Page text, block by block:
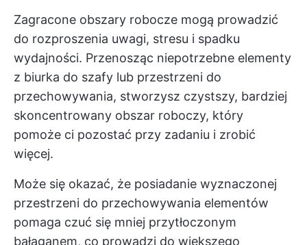
Zagracone obszary robocze mogą prowadzić
do rozproszenia uwagi, stresu i spadku
wydajności. Przenosząc niepotrzebne elementy
z biurka do szafy lub przestrzeni do
przechowywania, stworzysz czystszy, bardziej
skoncentrowany obszar roboczy, który
pomoże ci pozostać przy zadaniu i zrobić
więcej.
Może się okazać, że posiadanie wyznaczonej
przestrzeni do przechowywania elementów
pomaga czuć się mniej przytłoczonym
bałaganem, co prowadzi do większego